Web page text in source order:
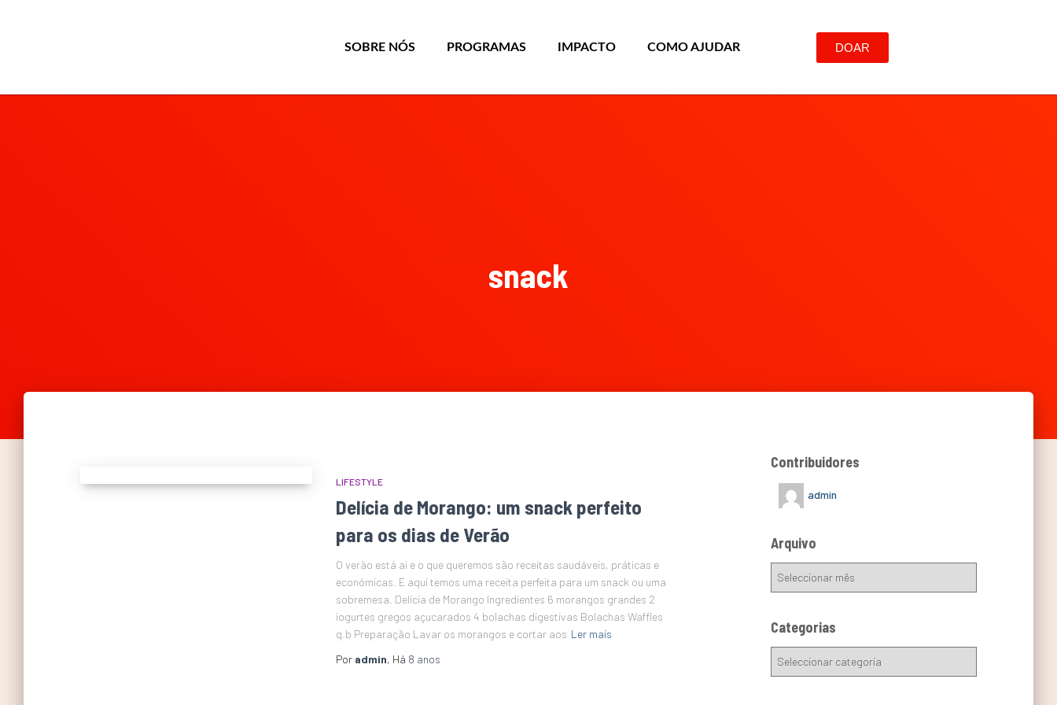
SOBRE NÓS PROGRAMAS IMPACTO COMO AJUDAR DOAR
snack
LIFESTYLE
Delícia de Morango: um snack perfeito
para os dias de Verão
O verão está aí e o que queremos são receitas saudáveis, práticas e
económicas. E aqui temos uma receita perfeita para um snack ou uma
sobremesa. Delícia de Morango Ingredientes 6 morangos grandes 2
iogurtes gregos açucarados 4 bolachas digestivas Bolachas Waffles
q.b Preparação Lavar os morangos e cortar aos Ler mais
Por admin, Há 8 anos
Contribuidores
admin
Arquivo
Categorias